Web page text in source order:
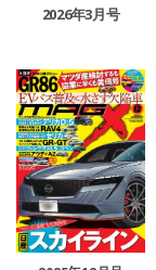
2026年3月号